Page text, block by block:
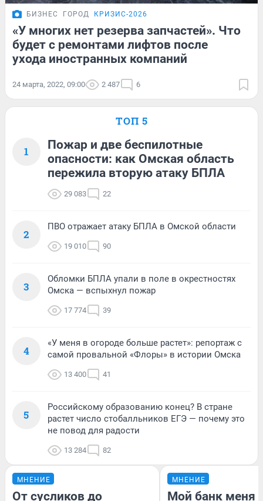
БИЗНЕС ГОРОД КРИЗИС-2026
«У многих нет резерва запчастей». Что
будет с ремонтами лифтов после
ухода иностранных компаний
24 марта, 2022, 09:00 2 487 6
ТОП 5
1
Пожар и две беспилотные
опасности: как Омская область
пережила вторую атаку БПЛА
29 083 22
2
ПВО отражает атаку БПЛА в Омской области
19 010 90
3
Обломки БПЛА упали в поле в окрестностях
Омска — вспыхнул пожар
17 774 39
4
«У меня в огороде больше растет»: репортаж с
самой провальной «Флоры» в истории Омска
13 400 41
5
Российскому образованию конец? В стране
растет число стобалльников ЕГЭ — почему это
не повод для радости
13 284 82
МНЕНИЕ
От сусликов до
МНЕНИЕ
Мой банк меня